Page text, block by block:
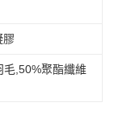
膠
毛,50%聚酯纖維